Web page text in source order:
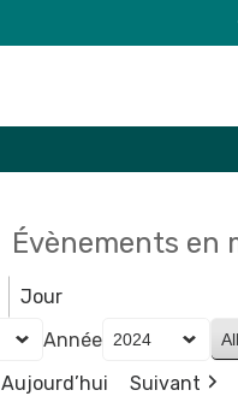
Évènements en
Jour
Année
Aujourd’hui Suivant